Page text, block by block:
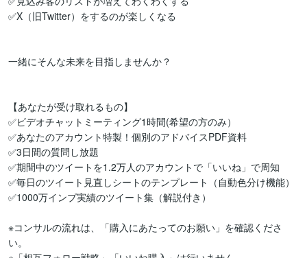
✅X（旧Twitter）をするのが楽しくなる
一緒にそんな未来を目指しませんか？
【あなたが受け取れるもの】
✅ビデオチャットミーティング1時間(希望の方のみ）
✅あなたのアカウント特製！個別のアドバイスPDF資料
✅3日間の質問し放題
✅期間中のツイートを1.2万人のアカウントで「いいね」で周知
✅毎日のツイート見直しシートのテンプレート（自動色分け機能）
✅1000万インプ実績のツイート集（解説付き）
※コンサルの流れは、「購入にあたってのお願い」を確認くださ
い。